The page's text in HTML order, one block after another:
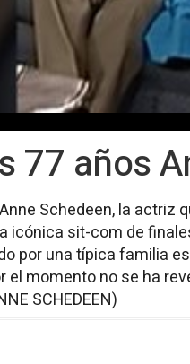
77 años
Schedeen, la actriz
icónica sit-com de
por una típica familia
el momento no se ha
SCHEDEEN)